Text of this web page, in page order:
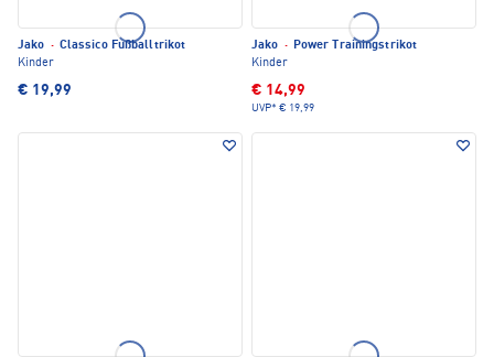
Jako · Classico Fußballtrikot
Kinder
€ 19,99
Jako · Power Trainingstrikot
Kinder
€ 14,99
UVP* € 19,99